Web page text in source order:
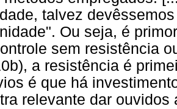
talvez
Ou seja, é
sem resistência
a resistência é
é que há
relevante dar